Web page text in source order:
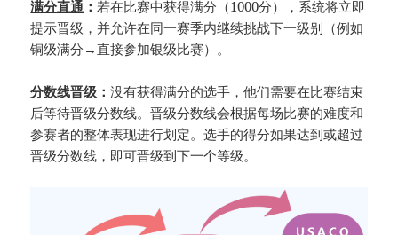
满分直通 ：若在比赛中获得满分（1000分），系统将立即
提示晋级，并允许在同一赛季内继续挑战下一级别（例如
铜级满分→直接参加银级比赛）。
分数线晋级 ：没有获得满分的选手，他们需要在比赛结束
后等待晋级分数线。晋级分数线会根据每场比赛的难度和
参赛者的整体表现进行划定。选手的得分如果达到或超过
晋级分数线，即可晋级到下一个等级。